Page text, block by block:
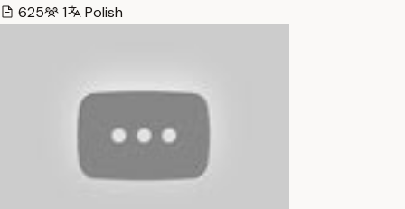
625
1 Polish